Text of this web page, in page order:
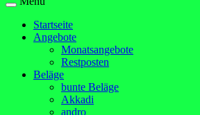
Startseite
Angebote
Monatsangebote
Restposten
Beläge
bunte Beläge
Akkadi
andro